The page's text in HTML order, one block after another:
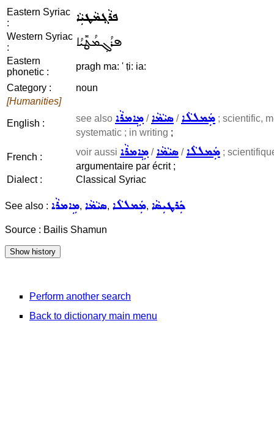
Eastern Syriac
:
ܦܪܵܓ݂ܡܵܛܝܼܵܐ
Western Syriac
:
ܦܪܳܓ݂ܡܳܛܺܝܳܐ
Eastern
phonetic :
pragh ma: ' ṭi: ia:
Category :
noun
[Humanities]
English : see also ܡܹܐܡܪܵܐ /ܣܝܵܡܵܐ /ܡܲܡܠܠܵܐ ; scientific,
systematic ; in writing ;
French : voir aussi ܡܹܐܡܪܵܐ /ܣܝܵܡܵܐ /ܡܲܡܠܠܵܐ ;
argumentaire par écrit ;
Dialect :
Classical Syriac
See also : ܡܹܐܡܪܵܐ, ܣܝܵܡܵܐ, ܡܲܡܠܠܵܐ, ܟܲܪܛܝܼܣܵܐ
Source : Bailis Shamun
Perform another search
Back to dictionary main menu